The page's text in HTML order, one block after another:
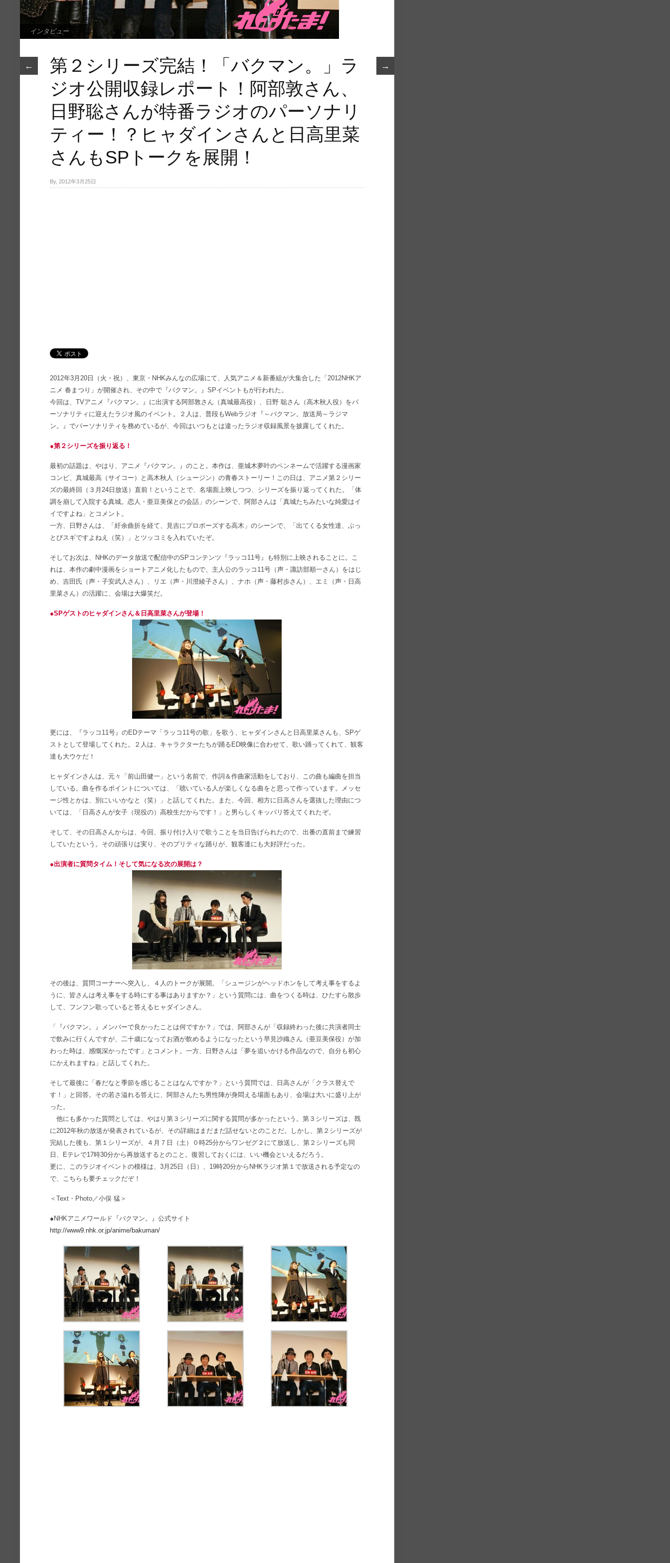
インタビュー
← →
第２シリーズ完結！「バクマン。」ラ
ジオ公開収録レポート！阿部敦さん、
日野聡さんが特番ラジオのパーソナリ
ティー！？ヒャダインさんと日高里菜
さんもSPトークを展開！
By, 2012年3月25日
2012年3月20日（火・祝）、東京・NHKみんなの広場にて、人気アニメ＆新番組が大集合した「2012NHKア
ニメ 春まつり」が開催され、その中で『バクマン。』SPイベントもが行われた。
今回は、TVアニメ『バクマン。』に出演する阿部敦さん（真城最高役）、日野 聡さん（高木秋人役）をパ
ーソナリティに迎えたラジオ風のイベント。２人は、普段もWebラジオ『～バクマン。放送局～ラジマ
ン。』でパーソナリティを務めているが、今回はいつもとは違ったラジオ収録風景を披露してくれた。
●第２シリーズを振り返る！
最初の話題は、やはり、アニメ『バクマン。』のこと。本作は、亜城木夢叶のペンネームで活躍する漫画家
コンビ、真城最高（サイコー）と高木秋人（シュージン）の青春ストーリー！この日は、アニメ第２シリー
ズの最終回（３月24日放送）直前！ということで、名場面上映しつつ、シリーズを振り返ってくれた。「体
調を崩して入院する真城。恋人・亜豆美保との会話」のシーンで、阿部さんは「真城たちみたいな純愛はイ
イですよね」とコメント。
一方、日野さんは、「紆余曲折を経て、見吉にプロポーズする高木」のシーンで、「出てくる女性達、ぶっ
とびスギですよねえ（笑）」とツッコミを入れていたぞ。
そしてお次は、NHKのデータ放送で配信中のSPコンテンツ『ラッコ11号』も特別に上映されることに。こ
れは、本作の劇中漫画をショートアニメ化したもので、主人公のラッコ11号（声・諏訪部順一さん）をはじ
め、吉田氏（声・子安武人さん）、リエ（声・川澄綾子さん）、ナホ（声・藤村歩さん）、エミ（声・日高
里菜さん）の活躍に、会場は大爆笑だ。
●SPゲストのヒャダインさん＆日高里菜さんが登場！
更には、『ラッコ11号』のEDテーマ「ラッコ11号の歌」を歌う、ヒャダインさんと日高里菜さんも、SPゲ
ストとして登場してくれた。２人は、キャラクターたちが踊るED映像に合わせて、歌い踊ってくれて、観客
達も大ウケだ！
ヒャダインさんは、元々「前山田健一」という名前で、作詞＆作曲家活動をしており、この曲も編曲を担当
している。曲を作るポイントについては、「聴いている人が楽しくなる曲をと思って作っています。メッセ
ージ性とかは、別にいいかなと（笑）」と話してくれた。また、今回、相方に日高さんを選抜した理由につ
いては、「日高さんが女子（現役の）高校生だからです！」と男らしくキッパリ答えてくれたぞ。
そして、その日高さんからは、今回、振り付け入りで歌うことを当日告げられたので、出番の直前まで練習
していたという。その頑張りは実り、そのプリティな踊りが、観客達にも大好評だった。
●出演者に質問タイム！そして気になる次の展開は？
その後は、質問コーナーへ突入し、４人のトークが展開。「シュージンがヘッドホンをして考え事をするよ
うに、皆さんは考え事をする時にする事はありますか？」という質問には、曲をつくる時は、ひたすら散歩
して、フンフン歌っていると答えるヒャダインさん。
「『バクマン。』メンバーで良かったことは何ですか？」では、阿部さんが「収録終わった後に共演者同士
で飲みに行くんですが、二十歳になってお酒が飲めるようになったという早見沙織さん（亜豆美保役）が加
わった時は、感慨深かったです」とコメント。一方、日野さんは「夢を追いかける作品なので、自分も初心
にかえれますね」と話してくれた。
そして最後に「春だなと季節を感じることはなんですか？」という質問では、日高さんが「クラス替えで
す！」と回答。その若さ溢れる答えに、阿部さんたち男性陣が身悶える場面もあり、会場は大いに盛り上が
った。
他にも多かった質問としては、やはり第３シリーズに関する質問が多かったという。第３シリーズは、既
に2012年秋の放送が発表されているが、その詳細はまだまだ話せないとのことだ。しかし、第２シリーズが
完結した後も、第１シリーズが、４月７日（土）０時25分からワンゼグ２にて放送し、第２シリーズも同
日、Eテレで17時30分から再放送するとのこと。復習しておくには、いい機会といえるだろう。
更に、このラジオイベントの模様は、3月25日（日）、19時20分からNHKラジオ第１で放送される予定なの
で、こちらも要チェックだぞ！
＜Text・Photo／小俣 猛＞
●NHKアニメワールド『バクマン。』公式サイト
http://www9.nhk.or.jp/anime/bakuman/